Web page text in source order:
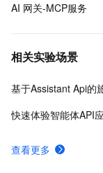
AI 网关-MCP服务
相关实验场景
基于Assistant Api的
快速体验智能体API
查看更多